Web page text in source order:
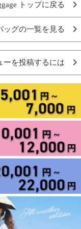
トップに戻る
ッグの一覧を見る
ーを投稿するには